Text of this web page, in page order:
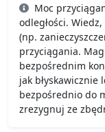
Moc
odległości.
(np.
przyciągania.
bezpośrednim
jak błyskawicznie
bezpośrednio do
zrezygnuj ze